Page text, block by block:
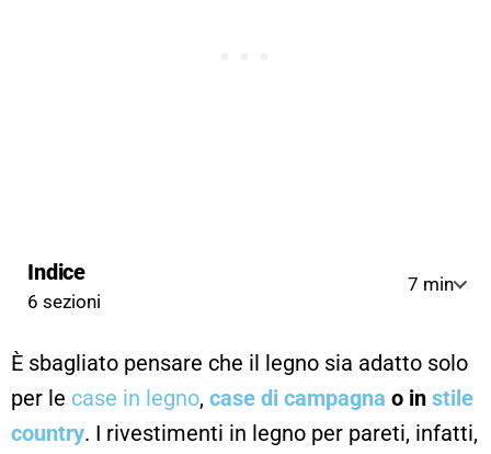
Indice
6 sezioni
7 min
È sbagliato pensare che il legno sia adatto solo
per le case in legno, case di campagna o in stile
country. I rivestimenti in legno per pareti, infatti,